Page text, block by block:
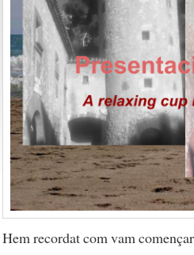
Hem recordat com vam